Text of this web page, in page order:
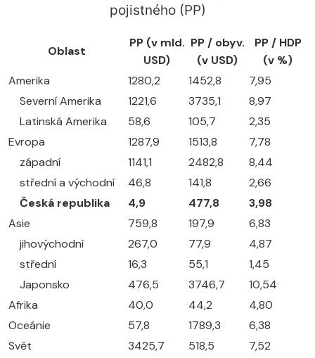
pojistného (PP)
Oblast
PP (v mld.
USD)
PP / obyv.
(v USD)
PP / HDP
(v %)
Amerika
1280,2 1452,8
7,95
Severní Amerika
1221,6 3735,1
8,97
Latinská Amerika
58,6 105,7
2,35
Evropa
1287,9 1513,8
7,78
západní
1141,1 2482,8
8,44
střední a východní
46,8 141,8
2,66
Česká republika
4,9 477,8
3,98
Asie
759,8 197,9
6,83
jihovýchodní
267,0 77,9
4,87
střední
16,3 55,1
1,45
Japonsko
476,5 3746,7
10,54
Afrika
40,0 44,2
4,80
Oceánie
57,8 1789,3
6,38
Svět
3425,7 518,5
7,52